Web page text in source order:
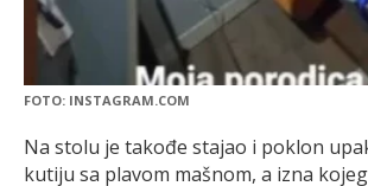
FOTO: INSTAGRAM.COM
Na stolu je takođe stajao i poklon
kutiju sa plavom mašnom, a izna